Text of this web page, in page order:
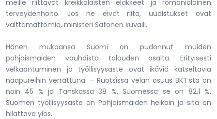
meille riittävät kreikkalaisten eläkkeet ja romanialainen
terveydenhoito. Jos ne eivät riitä, uudistukset ovat
välttämättömiä, ministeri Satonen kuvaili.
Hänen mukaansa Suomi on pudonnut muiden
pohjoismaiden vauhdista talouden osalta. Erityisesti
velkaantuminen ja työllisyysaste ovat ikäviä katseltavia
naapureihin verrattuna. – Ruotsissa velan osuus BKT:sta on
noin 45 % ja Tanskassa 38 %. Suomessa se on 82,1 %.
Suomen työllisyysaste on Pohjoismaiden heikoin ja sitä on
hilattava ylös.